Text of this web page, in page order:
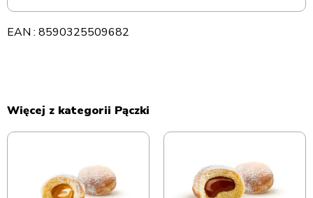
EAN : 8590325509682
Więcej z kategorii Pączki